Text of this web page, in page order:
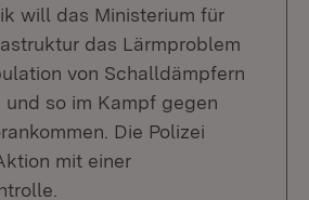
will das Ministerium für
das Lärmproblem
von Schalldämpfern
so im Kampf gegen
Die Polizei
mit einer